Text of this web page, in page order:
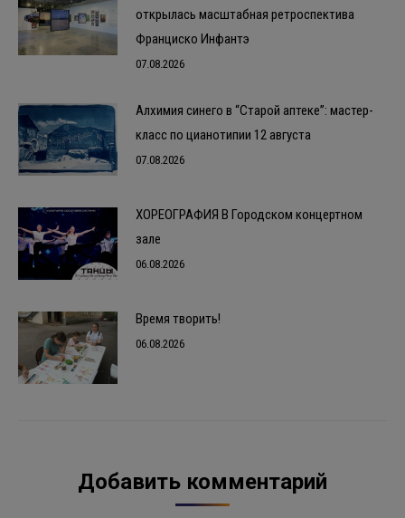
открылась масштабная ретроспектива
Франциско Инфантэ
07.08.2026
Алхимия синего в “Старой аптеке”: мастер-
класс по цианотипии 12 августа
07.08.2026
ХОРЕОГРАФИЯ В Городском концертном
зале
06.08.2026
Время творить!
06.08.2026
Добавить комментарий